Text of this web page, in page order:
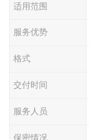
适用范围
服务优势
格式
交付时间
服务人员
保密情况